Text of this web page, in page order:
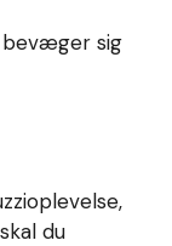
sig
du